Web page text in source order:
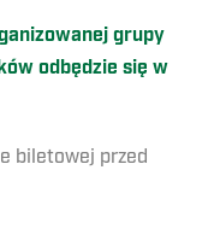
grupy
odbędzie się w
biletowej przed